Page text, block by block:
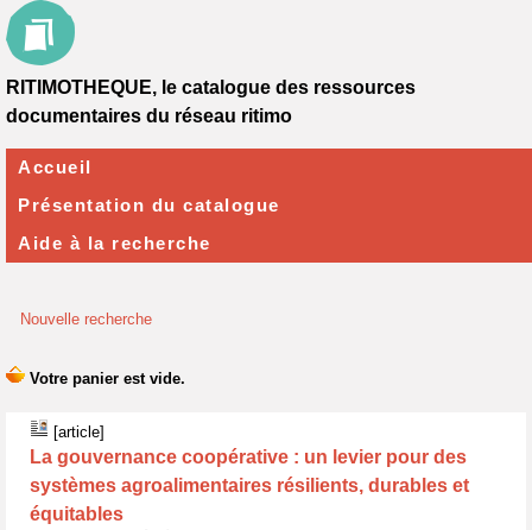
Nouvelle recherche
[article]
La gouvernance coopérative : un levier pour des
systèmes agroalimentaires résilients, durables et
équitables
RITIMOTHEQUE, le catalogue des ressources
documentaires du réseau ritimo
Accueil
Présentation du catalogue
Aide à la recherche